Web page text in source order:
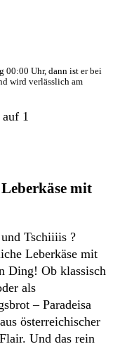
00:00 Uhr, dann ist er bei
wird verlässlich am
auf 1
mit
und Tschiiiis ?
Leberkäse mit
Ding! Ob klassisch
als
– Paradeisa
österreichischer
Und das rein